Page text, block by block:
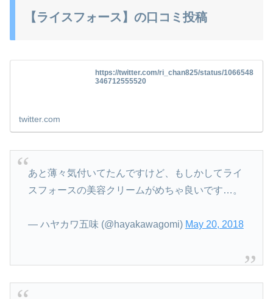
【ライスフォース】の口コミ投稿
https://twitter.com/ri_chan825/status/1066548
346712555520
twitter.com
あと薄々気付いてたんですけど、もしかしてライ
スフォースの美容クリームがめちゃ良いです…。
— ハヤカワ五味 (@hayakawagomi) May 20, 2018